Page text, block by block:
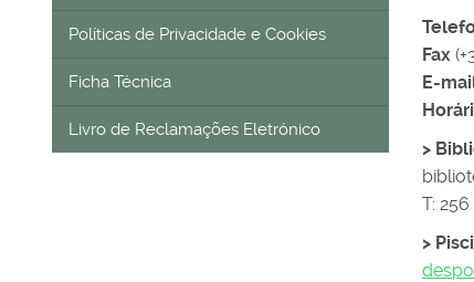
Políticas de Privacidade e Cookies
Ficha Técnica
Livro de Reclamações Eletrónico
Fax
E-
>
T: 256
>